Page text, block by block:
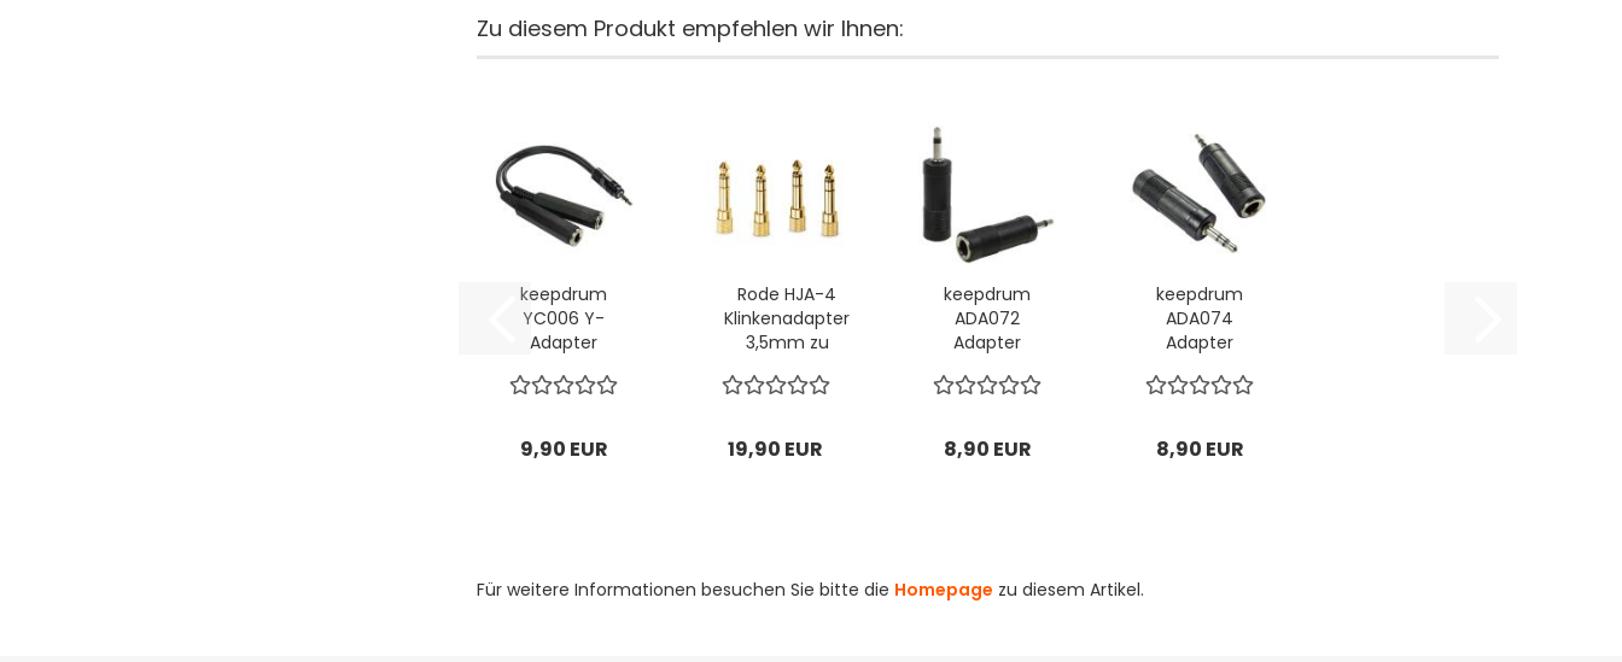
Zu diesem Produkt empfehlen wir Ihnen:
keepdrum
YC006 Y-
Adapter
Splitter...
9,90 EUR
Rode HJA-4
Klinkenadapter
3,5mm zu
19,90 EUR
keepdrum
ADA072
Adapter
6,35mm
8,90 EUR
keepdrum
ADA074
Adapter
Klinken zu...
8,90 EUR
Für weitere Informationen besuchen Sie bitte die Homepage zu diesem Artikel.